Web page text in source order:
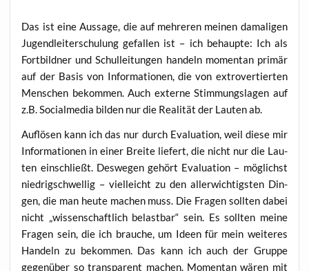
Das ist eine Aus­sa­ge, die auf meh­re­ren mei­nen dama­li­gen
Jugend­lei­ter­schu­lung gefal­len ist – ich behaup­te: Ich als
Fort­bild­ner und Schul­lei­tun­gen han­deln momen­tan pri­mär
auf der Basis von Infor­ma­tio­nen, die von extro­ver­tier­ten
Men­schen bekom­men. Auch exter­ne Stim­mungs­la­gen auf
z.B. Social­me­dia bil­den nur die Rea­li­tät der Lau­ten ab.
Auf­lö­sen kann ich das nur durch Eva­lua­ti­on, weil die­se mir
Infor­ma­tio­nen in einer Brei­te lie­fert, die nicht nur die Lau­
ten ein­schließt. Des­we­gen gehört Eva­lua­ti­on – mög­lichst
nied­rig­schwel­lig – viel­leicht zu den aller­wich­tigs­ten Din­
gen, die man heu­te machen muss. Die Fra­gen soll­ten dabei
nicht „wis­sen­schaft­lich belast­bar“ sein. Es soll­ten mei­ne
Fra­gen sein, die ich brau­che, um Ideen für mein wei­te­res
Han­deln zu bekom­men. Das kann ich auch der Grup­pe
gegen­über so trans­pa­rent machen. Momen­tan wären mit